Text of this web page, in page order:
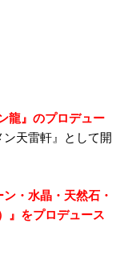
龍』のプロデュー
天雷軒』として開
・水晶・天然石・
』をプロデュース